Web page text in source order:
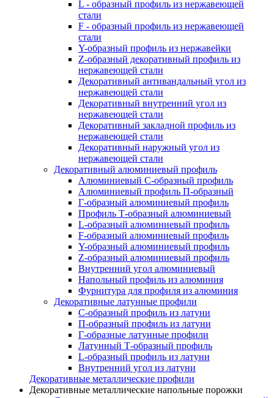
L - образный профиль из нержавеющей
стали
F - образный профиль из нержавеющей
стали
Y-образный профиль из нержавейки
Z-образный декоративный профиль из
нержавеющей стали
Декоративный антивандальный угол из
нержавеющей стали
Декоративный внутренний угол из
нержавеющей стали
Декоративный закладной профиль из
нержавеющей стали
Декоративный наружный угол из
нержавеющей стали
Декоративный алюминиевый профиль
Алюминиевый С-образный профиль
Алюминиевый профиль П-образный
Г-образный алюминиевый профиль
Профиль Т-образный алюминиевый
L-образный алюминиевый профиль
F-образный алюминиевый профиль
Y-образный алюминиевый профиль
Z-образный алюминиевый профиль
Внутренний угол алюминиевый
Напольный профиль из алюминия
Фурнитура для профиля из алюминия
Декоративные латунные профили
C-образный профиль из латуни
П-образный профиль из латуни
Г-образные латунные профили
Латунный Т-образный профиль
L-образный профиль из латуни
Внутренний угол из латуни
Декоративные металлические профили
Декоративные металлические напольные порожки